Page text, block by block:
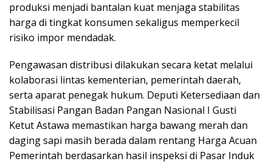
produksi menjadi bantalan kuat menjaga stabilitas
harga di tingkat konsumen sekaligus memperkecil
risiko impor mendadak.
Pengawasan distribusi dilakukan secara ketat melalui
kolaborasi lintas kementerian, pemerintah daerah,
serta aparat penegak hukum. Deputi Ketersediaan dan
Stabilisasi Pangan Badan Pangan Nasional I Gusti
Ketut Astawa memastikan harga bawang merah dan
daging sapi masih berada dalam rentang Harga Acuan
Pemerintah berdasarkan hasil inspeksi di Pasar Induk